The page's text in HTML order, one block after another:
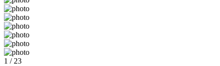
1 / 23